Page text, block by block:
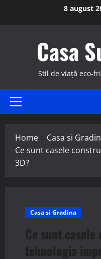
8 august
Casa
Stil de viață eco-
Primary
Home
Casa si
Ce sunt casele
3D?
Casa si Gradina
Ce sunt
tehnologia